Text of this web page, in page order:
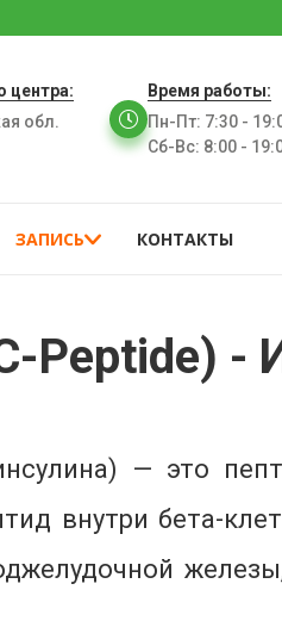
центра:
обл.
Время работы:
Пн-Пт: 7:30 -
Сб-Вс: 8:00 -
ЗАПИСЬ КОНТАКТЫ
Peptide) -
— это
внутри бета-